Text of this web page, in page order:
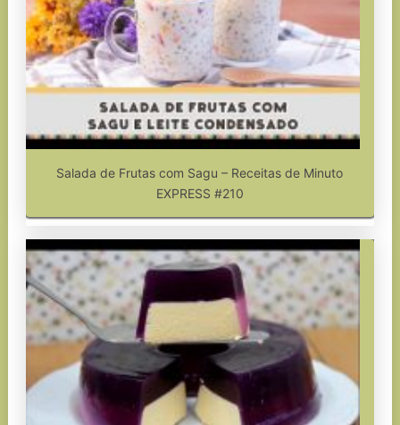
Salada de Frutas com Sagu – Receitas de Minuto
EXPRESS #210